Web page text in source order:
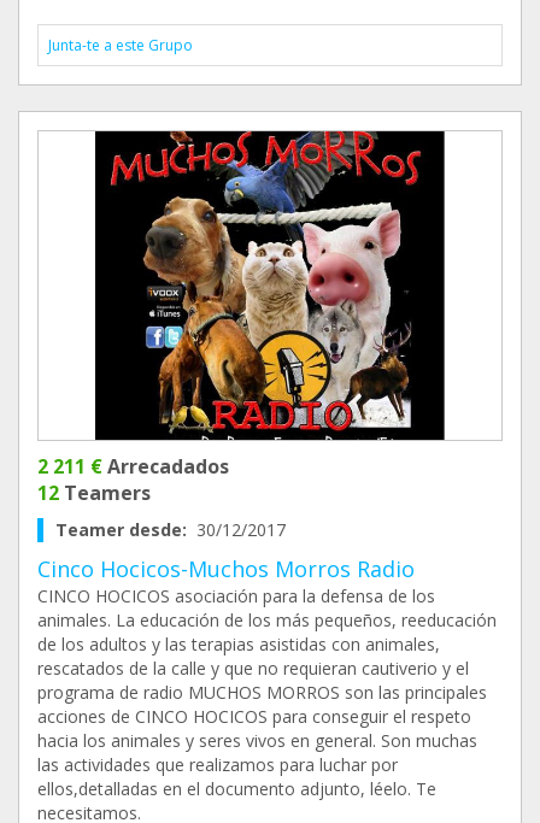
Junta-te a este Grupo
2 211 €Arrecadados
12 Teamers
Teamer desde: 30/12/2017
Cinco Hocicos-Muchos Morros Radio
CINCO HOCICOS asociación para la defensa de los
animales. La educación de los más pequeños, reeducación
de los adultos y las terapias asistidas con animales,
rescatados de la calle y que no requieran cautiverio y el
programa de radio MUCHOS MORROS son las principales
acciones de CINCO HOCICOS para conseguir el respeto
hacia los animales y seres vivos en general. Son muchas
las actividades que realizamos para luchar por
ellos,detalladas en el documento adjunto, léelo. Te
necesitamos.